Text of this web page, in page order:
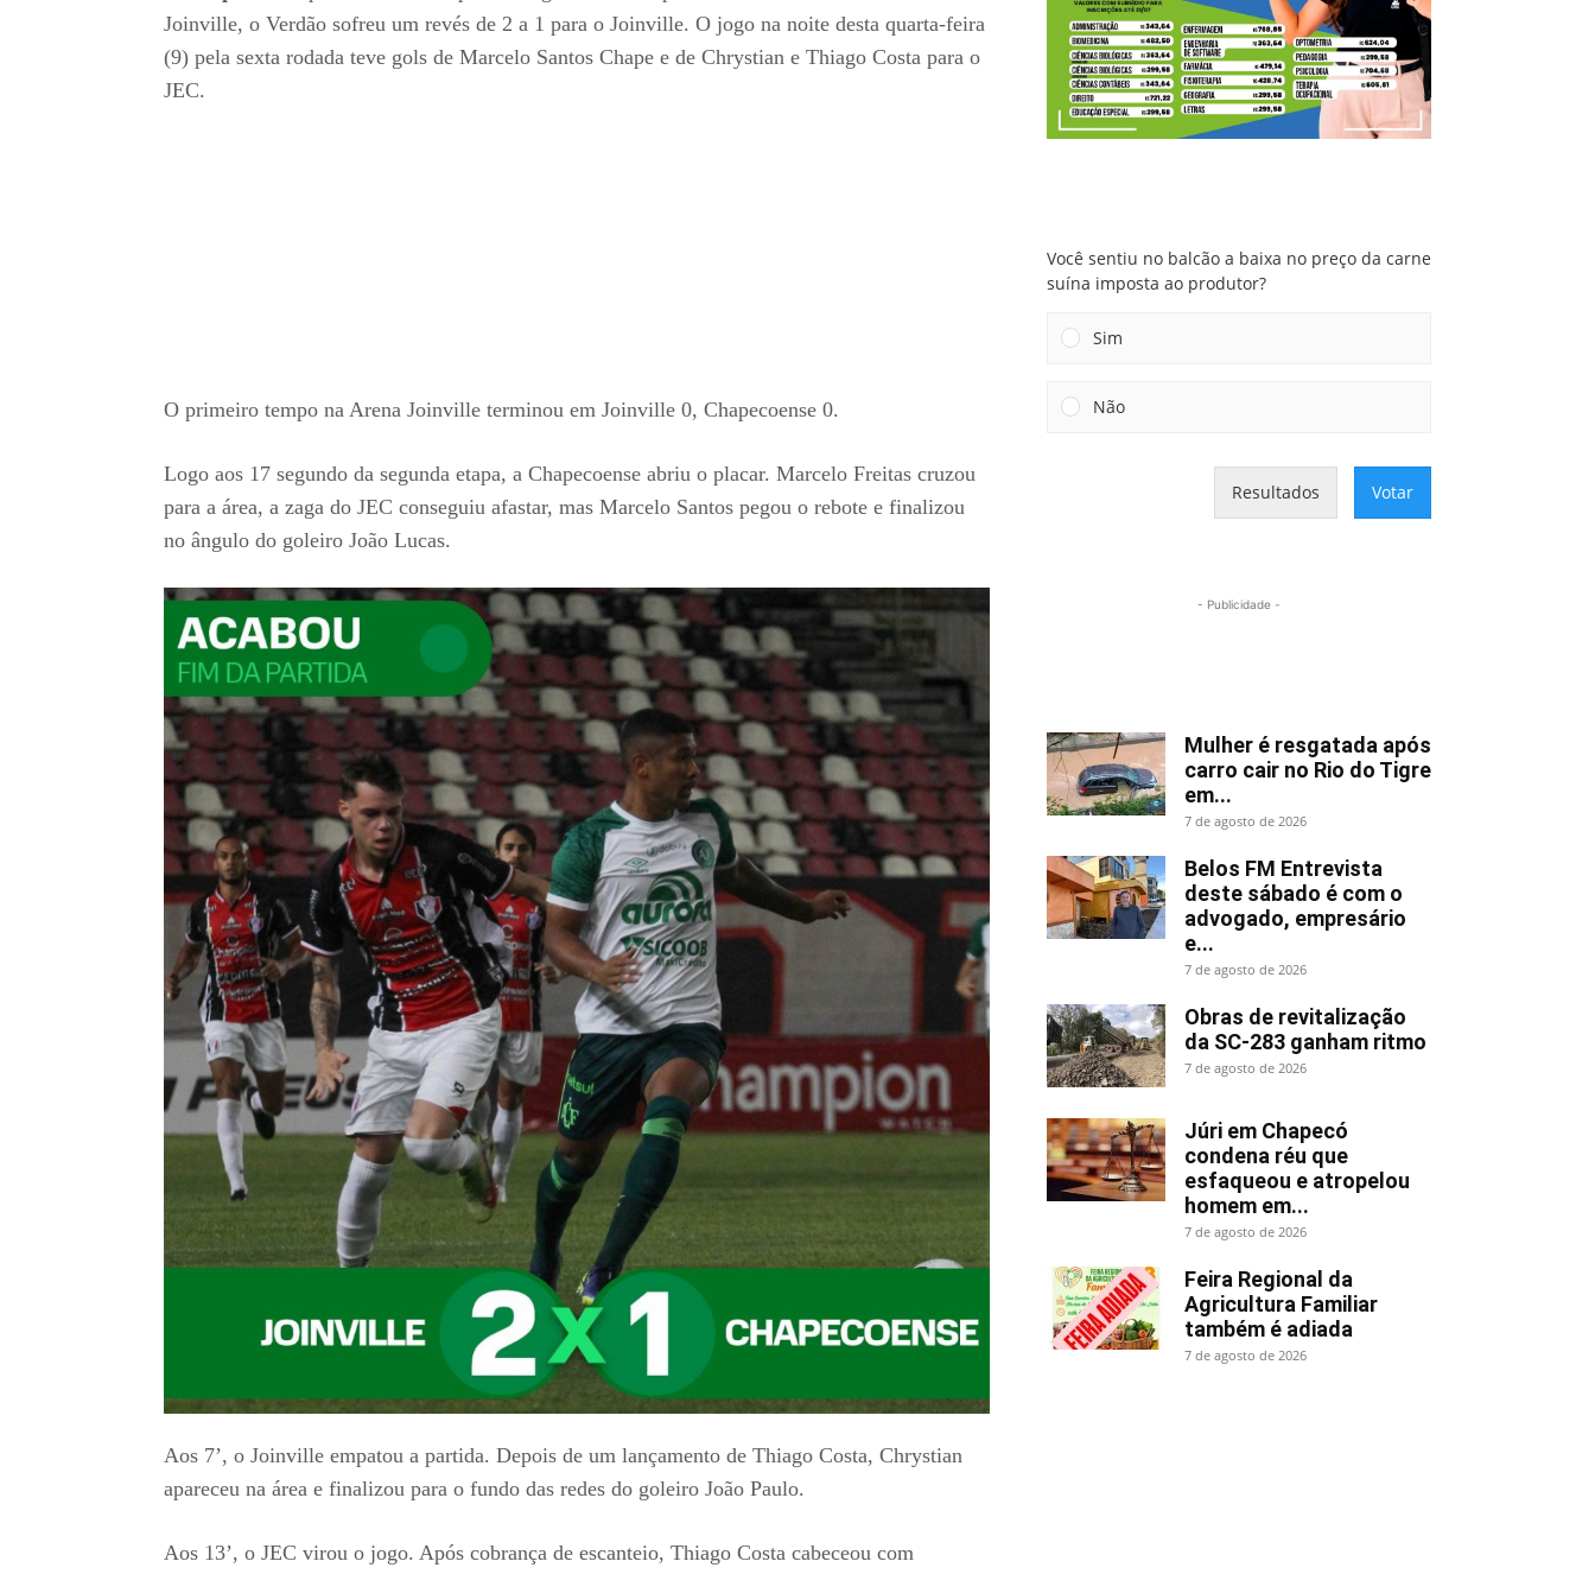
Joinville, o Verdão sofreu um revés de 2 a 1 para o Joinville. O jogo na noite desta quarta-feira
(9) pela sexta rodada teve gols de Marcelo Santos Chape e de Chrystian e Thiago Costa para o
JEC.
O primeiro tempo na Arena Joinville terminou em Joinville 0, Chapecoense 0.
Logo aos 17 segundo da segunda etapa, a Chapecoense abriu o placar. Marcelo Freitas cruzou
para a área, a zaga do JEC conseguiu afastar, mas Marcelo Santos pegou o rebote e finalizou
no ângulo do goleiro João Lucas.
Aos 7’, o Joinville empatou a partida. Depois de um lançamento de Thiago Costa, Chrystian
apareceu na área e finalizou para o fundo das redes do goleiro João Paulo.
Aos 13’, o JEC virou o jogo. Após cobrança de escanteio, Thiago Costa cabeceou com
Você sentiu no balcão a baixa no preço da carne
suína imposta ao produtor?
Sim
Não
Resultados Votar
- Publicidade -
Mulher é resgatada após
carro cair no Rio do Tigre
em...
7 de agosto de 2026
Belos FM Entrevista
deste sábado é com o
advogado, empresário
e...
7 de agosto de 2026
Obras de revitalização
da SC-283 ganham ritmo
7 de agosto de 2026
Júri em Chapecó
condena réu que
esfaqueou e atropelou
homem em...
7 de agosto de 2026
Feira Regional da
Agricultura Familiar
também é adiada
7 de agosto de 2026